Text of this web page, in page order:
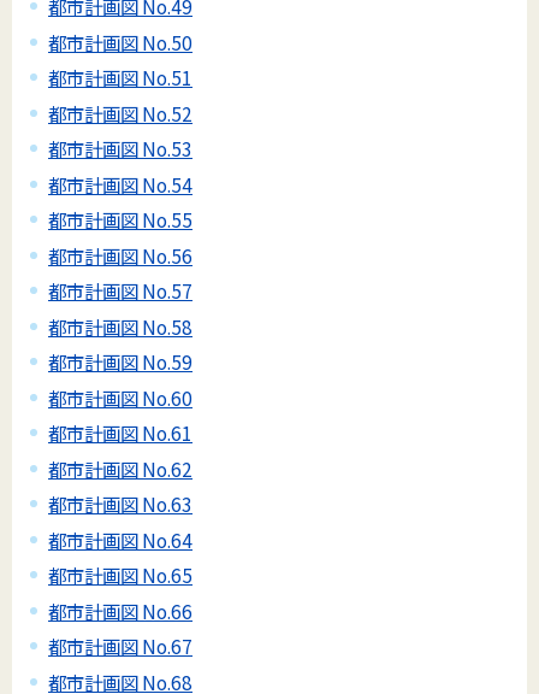
都市計画図 No.49
都市計画図 No.50
都市計画図 No.51
都市計画図 No.52
都市計画図 No.53
都市計画図 No.54
都市計画図 No.55
都市計画図 No.56
都市計画図 No.57
都市計画図 No.58
都市計画図 No.59
都市計画図 No.60
都市計画図 No.61
都市計画図 No.62
都市計画図 No.63
都市計画図 No.64
都市計画図 No.65
都市計画図 No.66
都市計画図 No.67
都市計画図 No.68